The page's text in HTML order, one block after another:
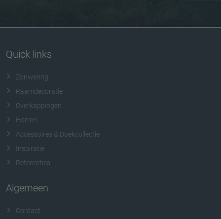
Quick links
Zonwering
Raamdecoratie
Overkappingen
Horren
Accessoires & Doekcollectie
Inspiratie
Referenties
Algemeen
Contact